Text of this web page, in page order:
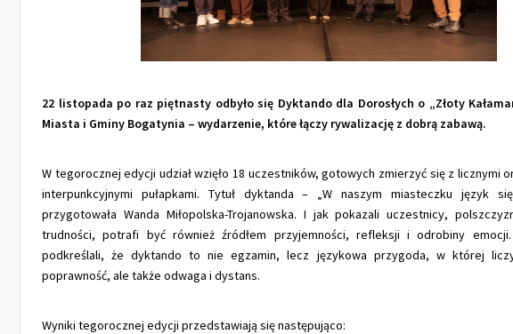
22 listopada po raz piętnasty odbyło się Dyktando dla Dorosłych o „Złoty
Miasta i Gminy Bogatynia – wydarzenie, które łączy rywalizację z dobrą zabawą.
W tegorocznej edycji udział wzięło 18 uczestników, gotowych zmierzyć się z licznymi
interpunkcyjnymi pułapkami. Tytuł dyktanda – „W naszym miasteczku język
przygotowała Wanda Miłopolska-Trojanowska. I jak pokazali uczestnicy,
trudności, potrafi być również źródłem przyjemności, refleksji i odrobiny
podkreślali, że dyktando to nie egzamin, lecz językowa przygoda, w której
poprawność, ale także odwaga i dystans.
Wyniki tegorocznej edycji przedstawiają się następująco: